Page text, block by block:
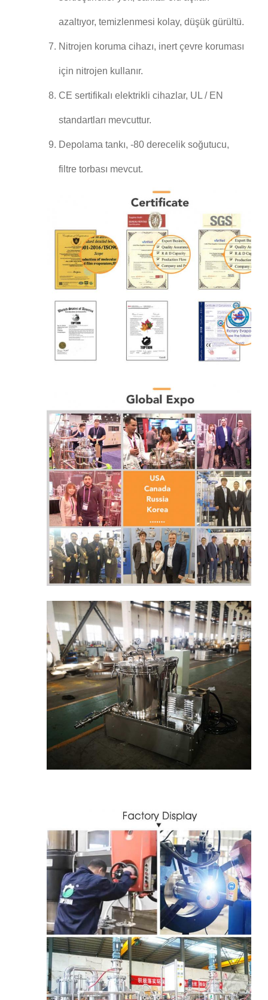
azaltıyor, temizlenmesi kolay, düşük gürültü.
Nitrojen koruma cihazı, inert çevre koruması
için nitrojen kullanır.
CE sertifikalı elektrikli cihazlar, UL / EN
standartları mevcuttur.
Depolama tankı, -80 derecelik soğutucu,
filtre torbası mevcut.